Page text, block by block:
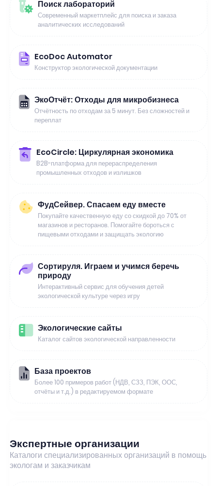
Поиск лабораторий
Современный маркетплейс для поиска и заказа
аналитических исследований
EcoDoc Automator
Конструктор экологической документации
ЭкоОтчёт: Отходы для микробизнеса
Отчётность по отходам за 5 минут. Без сложностей и
переплат
EcoCircle: Циркулярная экономика
B2B-платформа для перераспределения
промышленных отходов и излишков
ФудСейвер. Спасаем еду вместе
Покупайте качественную еду со скидкой до 70% от
магазинов и ресторанов. Помогайте бороться с
пищевыми отходами и защищать экологию
Сортируля. Играем и учимся беречь
природу
Интерактивный сервис для обучения детей
экологической культуре через игру
Экологические сайты
Каталог сайтов экологической направленности
База проектов
Более 100 примеров работ (НДВ, СЗЗ, ПЭК, ООС,
отчёты и т.д.) в редактируемом формате
Экспертные организации
Каталоги специализированных организаций в помощь
экологам и заказчикам